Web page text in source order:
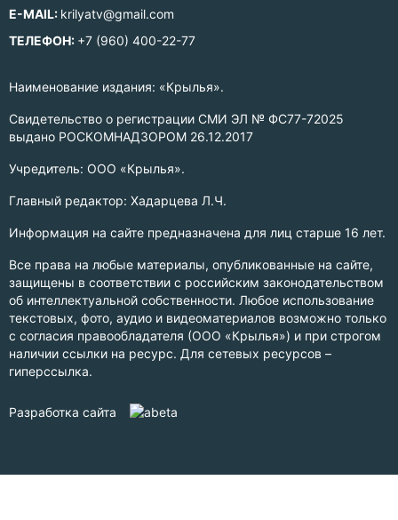
Наименование издания: «Крылья».
Свидетельство о регистрации СМИ ЭЛ № ФС77-72025
выдано РОСКОМНАДЗОРОМ 26.12.2017
Учредитель: ООО «Крылья».
Главный редактор: Хадарцева Л.Ч.
Информация на сайте предназначена для лиц старше 16 лет.
Все права на любые материалы, опубликованные на сайте,
защищены в соответствии с российским законодательством
об интеллектуальной собственности. Любое использование
текстовых, фото, аудио и видеоматериалов возможно только
с согласия правообладателя (ООО «Крылья») и при строгом
наличии ссылки на ресурс. Для сетевых ресурсов –
гиперссылка.
Разработка сайта
E-MAIL: krilyatv@gmail.com
ТЕЛЕФОН: +7 (960) 400-22-77